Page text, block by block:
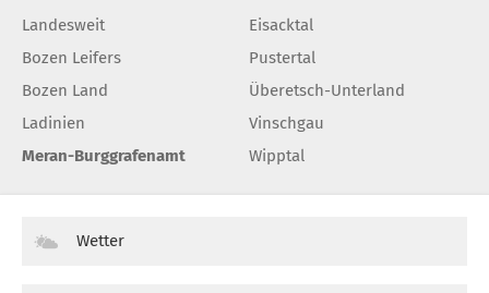
Landesweit
Bozen Leifers
Bozen Land
Ladinien
Meran-Burggrafenamt
Eisacktal
Pustertal
Überetsch-Unterland
Vinschgau
Wipptal
Wetter